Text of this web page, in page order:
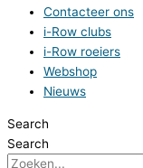
Contacteer ons
i-Row clubs
i-Row roeiers
Webshop
Nieuws
Search
Search